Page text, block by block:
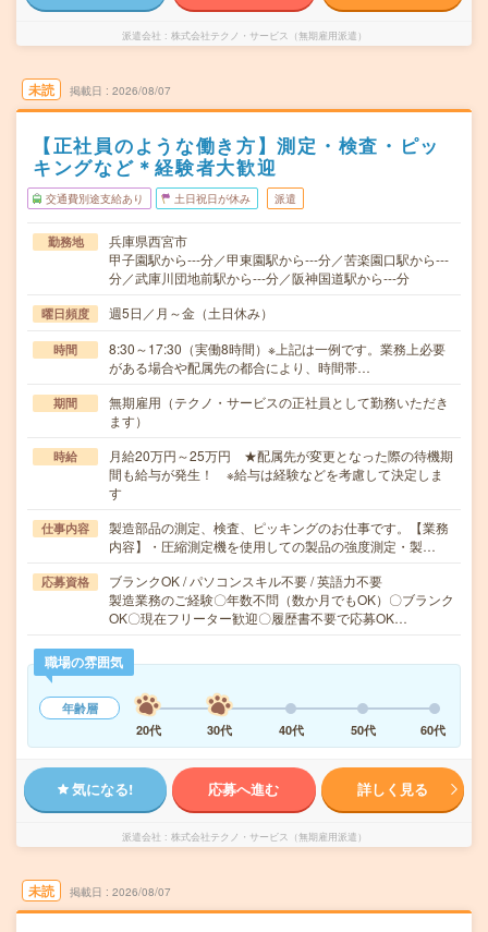
派遣会社 株式会社テクノ・サービス（無期雇用派遣）
未読 掲載日 2026/08/07
【正社員のような働き方】測定・検査・ピッ
キングなど＊経験者大歓迎
交通費別途支給あり 土日祝日が休み 派遣
勤務地
兵庫県西宮市
甲子園駅から---分／甲東園駅から---分／苦楽園口駅から---
分／武庫川団地前駅から---分／阪神国道駅から---分
曜日頻度 週5日／月～金（土日休み）
時間
8:30～17:30（実働8時間）※上記は一例です。業務上必要
がある場合や配属先の都合により、時間帯…
期間
無期雇用（テクノ・サービスの正社員として勤務いただき
ます）
時給
月給20万円～25万円 ★配属先が変更となった際の待機期
間も給与が発生！ ※給与は経験などを考慮して決定しま
す
仕事内容
製造部品の測定、検査、ピッキングのお仕事です。【業務
内容】・圧縮測定機を使用しての製品の強度測定・製…
応募資格
ブランクOK / パソコンスキル不要 / 英語力不要
製造業務のご経験〇年数不問（数か月でもOK）〇ブランク
OK〇現在フリーター歓迎〇履歴書不要で応募OK…
職場の雰囲気
年齢層
20代
30代 40代 50代 60代
気になる! 応募へ進む 詳しく見る
派遣会社 株式会社テクノ・サービス（無期雇用派遣）
未読 掲載日 2026/08/07